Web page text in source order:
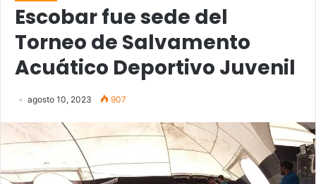
Escobar fue sede del
Torneo de Salvamento
Acuático Deportivo Juvenil
agosto 10, 2023 907